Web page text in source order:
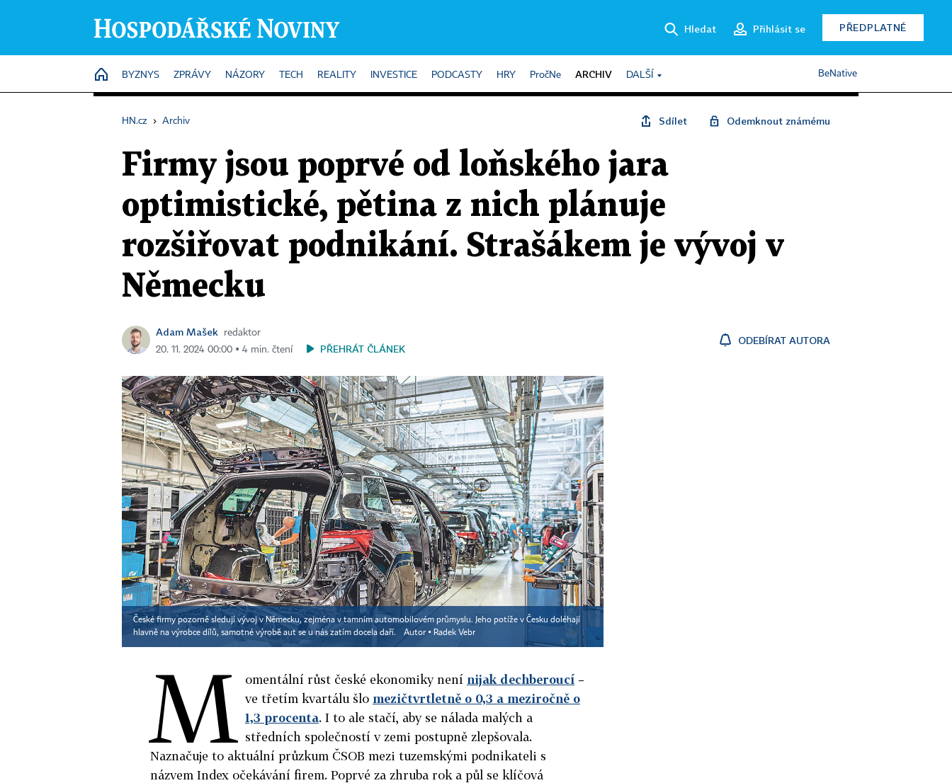
Hledat Přihlásit se PŘEDPLATNÉ
HOME
BYZNYS ZPRÁVY NÁZORY TECH REALITY INVESTICE PODCASTY HRY PročNe ARCHIV DALŠÍ BeNative
HN.cz › Archiv Sdílet Odemknout známému
Firmy jsou poprvé od loňského jara
optimistické, pětina z nich plánuje
rozšiřovat podnikání. Strašákem je vývoj v
Německu
Adam Mašek
redaktor
20. 11. 2024 00:00 ▪ 4 min. čtení
PŘEHRÁT ČLÁNEK
ODEBÍRAT AUTORA
České firmy pozorně sledují vývoj v Německu, zejména v tamním automobilovém průmyslu. Jeho potíže v Česku doléhají
hlavně na výrobce dílů, samotné výrobě aut se u nás zatím docela daří.
Autor ▪ Radek Vebr
M omentální růst české ekonomiky není nijak dechberoucí –
ve třetím kvartálu šlo mezičtvrtletně o 0,3 a meziročně o
1,3 procenta. I to ale stačí, aby se nálada malých a
středních společností v zemi postupně zlepšovala.
Naznačuje to aktuální průzkum ČSOB mezi tuzemskými podnikateli s
názvem Index očekávání firem. Poprvé za zhruba rok a půl se klíčová